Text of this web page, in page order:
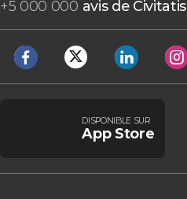
+5 000 000 avis de Civitatis
DISPONIBLE SUR
App Store